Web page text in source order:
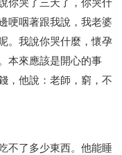
你哭了三天了，你哭什
哽咽著跟我說，我老婆
。我說你哭什麼，懷孕
本來應該是開心的事
，他說：老師，窮，不
不了多少東西。他能睡